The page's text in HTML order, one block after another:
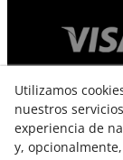
Utilizamos
nuestros
experiencia de
y,